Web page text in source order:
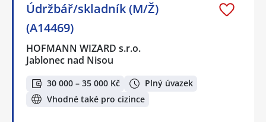
Údržbář/skladník (M/Ž)
(A14469)
HOFMANN WIZARD s.r.o.
Jablonec nad Nisou
30 000 – 35 000 Kč
Plný úvazek
Vhodné také pro cizince